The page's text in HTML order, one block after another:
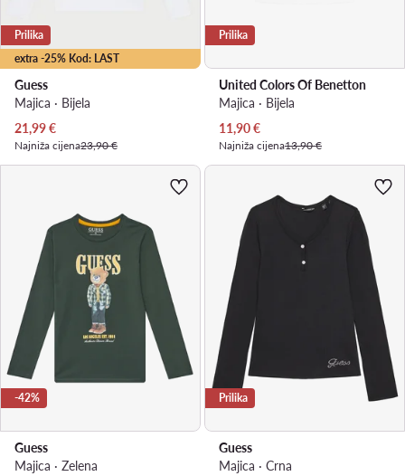
extra -25% Kod: LAST
Prilika
Guess
Majica · Bijela
Trenutna cijena
21,99€
Najniža cijena23,90 €
Prilika
United Colors Of Benetton
Majica · Bijela
Trenutna cijena
11,90€
Najniža cijena13,90 €
-42%
Guess
Majica · Zelena
Prilika
Guess
Majica · Crna